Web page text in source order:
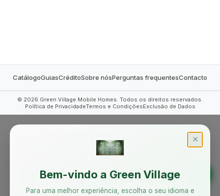
CatálogoGuiasCréditoSobre nósPerguntas frequentesContacto
© 2026 Green Village Mobile Homes. Todos os direitos reservados.
Política de PrivacidadeTermos e CondiçõesExclusão de Dados
✕
Bem-vindo a Green Village
Para uma melhor experiência, escolha o seu idioma e